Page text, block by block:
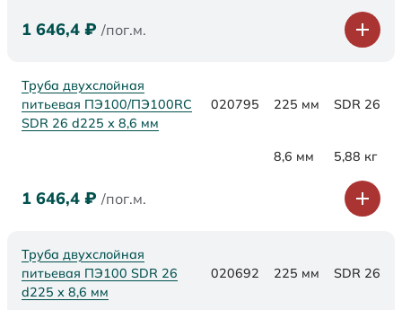
1 646,4 ₽ /пог.м.
Труба двухслойная
питьевая ПЭ100/ПЭ100RC
SDR 26 d225 х 8,6 мм
020795 225 мм SDR 26
8,6 мм 5,88 кг
1 646,4 ₽ /пог.м.
Труба двухслойная
питьевая ПЭ100 SDR 26
d225 х 8,6 мм
020692 225 мм SDR 26